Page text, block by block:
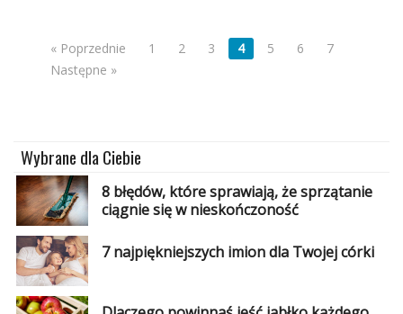
« Poprzednie 1 2 3 4 5 6
7
Następne »
Wybrane dla Ciebie
8 błędów, które sprawiają, że sprzątanie
ciągnie się w nieskończoność
7 najpiękniejszych imion dla Twojej córki